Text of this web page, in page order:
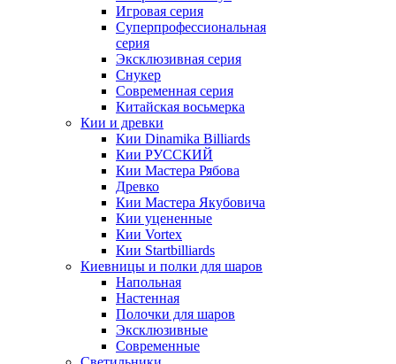
Игровая серия
Суперпрофессиональная
серия
Эксклюзивная серия
Снукер
Современная серия
Китайская восьмерка
Кии и древки
Кии Dinamika Billiards
Кии РУССКИЙ
Кии Мастера Рябова
Древко
Кии Мастера Якубовича
Кии уцененные
Кии Vortex
Кии Startbilliards
Киевницы и полки для шаров
Напольная
Настенная
Полочки для шаров
Эксклюзивные
Современные